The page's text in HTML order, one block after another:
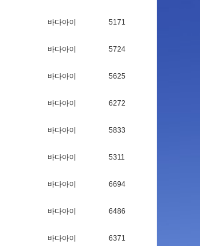
바다아이 5171
바다아이 5724
바다아이 5625
바다아이 6272
바다아이 5833
바다아이 5311
바다아이 6694
바다아이 6486
바다아이 6371